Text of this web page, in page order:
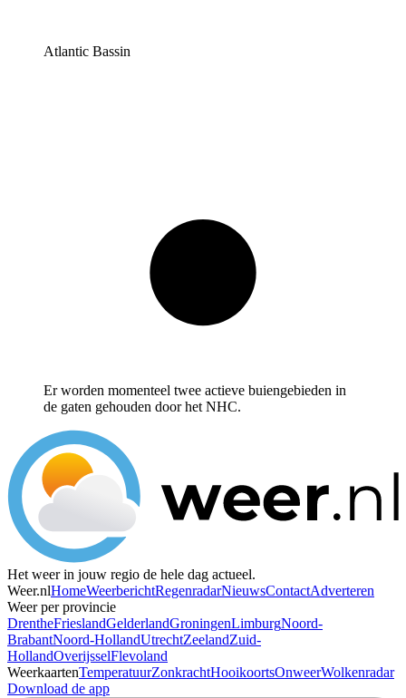
Atlantic Bassin
Er worden momenteel twee actieve buiengebieden in
de gaten gehouden door het NHC.
Het weer in jouw regio de hele dag actueel.
Weer.nlHomeWeerberichtRegenradarNieuwsContactAdverteren
Weer per provincie
DrentheFrieslandGelderlandGroningenLimburgNoord-
BrabantNoord-HollandUtrechtZeelandZuid-
HollandOverijsselFlevoland
WeerkaartenTemperatuurZonkrachtHooikoortsOnweerWolkenradar
Download de app